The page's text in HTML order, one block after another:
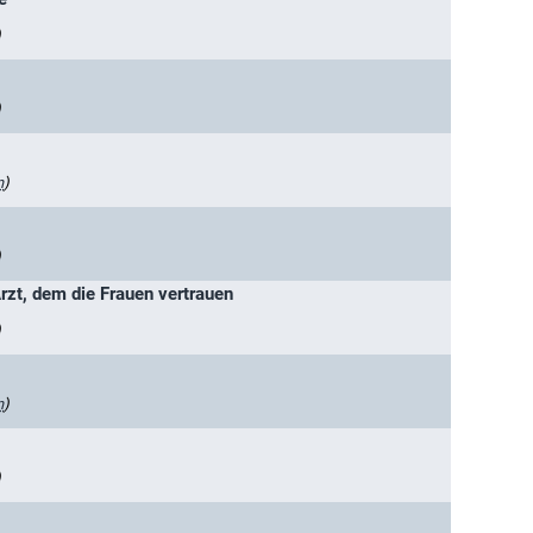
)
dem die Frauen vertrauen
)